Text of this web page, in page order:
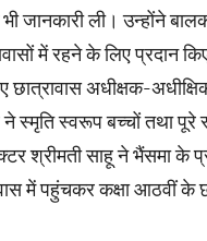
जानकारी ली। उन्होंने
में रहने के लिए प्रदान
छात्रावास अधीक्षक-
स्मृति स्वरूप बच्चों तथा पूरे
श्रीमती साहू ने भैंसमा के
में पहुंचकर कक्षा आठवीं के